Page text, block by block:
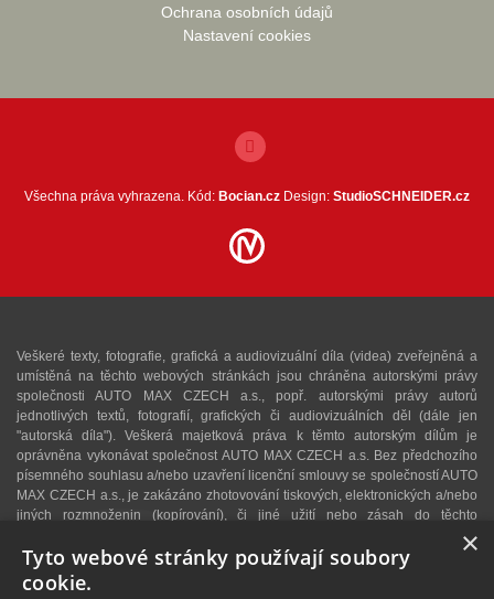
Ochrana osobních údajů
Nastavení cookies
Všechna práva vyhrazena. Kód: Bocian.cz Design: StudioSCHNEIDER.cz
Veškeré texty, fotografie, grafická a audiovizuální díla (videa) zveřejněná a
umístěná na těchto webových stránkách jsou chráněna autorskými právy
společnosti AUTO MAX CZECH a.s., popř. autorskými právy autorů
jednotlivých textů, fotografií, grafických či audiovizuálních děl (dále jen
"autorská díla"). Veškerá majetková práva k těmto autorským dílům je
oprávněna vykonávat společnost AUTO MAX CZECH a.s. Bez předchozího
písemného souhlasu a/nebo uzavření licenční smlouvy se společností AUTO
MAX CZECH a.s., je zakázáno zhotovování tiskových, elektronických a/nebo
jiných rozmnoženin (kopírování), či jiné užití nebo zásah do těchto
autorských děl. Upozorňujeme, že v případě neoprávněného užití autorského
díla se lze domáhat dle § 40 zákona č. 121/2000 Sb., autorského zákona,
vydání dvojnásobku běžné licenční odměny, a v konkrétním případě se může
jednat i o trestný čin dle § 270 zákona č. 40/2009 Sb., trestního zákoníku. V
×
Tyto webové stránky používají soubory
cookie.